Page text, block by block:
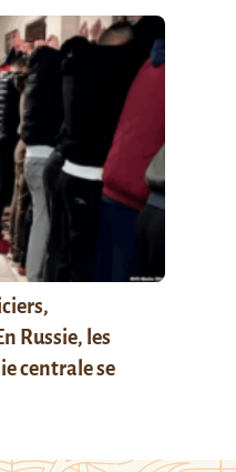
Russie, les
centrale se